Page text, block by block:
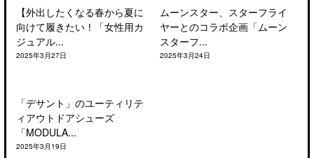
【外出したくなる春から夏に
向けて履きたい！「女性用カ
ジュアル...
2025年3月27日
ムーンスター、スターフライ
ヤーとのコラボ企画「ムーン
スターフ...
2025年3月24日
「デサント」のユーティリテ
ィアウトドアシューズ
「MODULA...
2025年3月19日